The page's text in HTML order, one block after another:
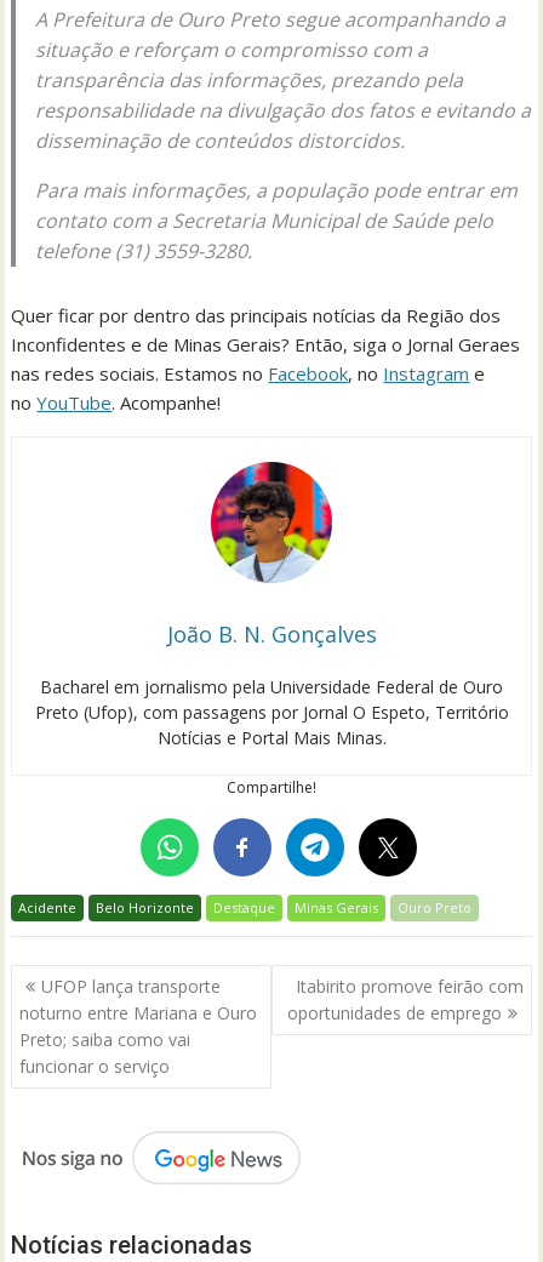
A Prefeitura de Ouro Preto segue acompanhando a
situação e reforçam o compromisso com a
transparência das informações, prezando pela
responsabilidade na divulgação dos fatos e evitando a
disseminação de conteúdos distorcidos.
Para mais informações, a população pode entrar em
contato com a Secretaria Municipal de Saúde pelo
telefone (31) 3559-3280.
Quer ficar por dentro das principais notícias da Região dos
Inconfidentes e de Minas Gerais? Então, siga o Jornal Geraes
nas redes sociais. Estamos no Facebook, no Instagram e
noYouTube. Acompanhe!
João B. N. Gonçalves
Bacharel em jornalismo pela Universidade Federal de Ouro
Preto (Ufop), com passagens por Jornal O Espeto, Território
Notícias e Portal Mais Minas.
Compartilhe!
Acidente Belo Horizonte Destaque Minas Gerais Ouro Preto
Navegação
de
Post
UFOP lança transporte
noturno entre Mariana e Ouro
Preto; saiba como vai
funcionar o serviço
Itabirito promove feirão com
oportunidades de emprego
Notícias relacionadas